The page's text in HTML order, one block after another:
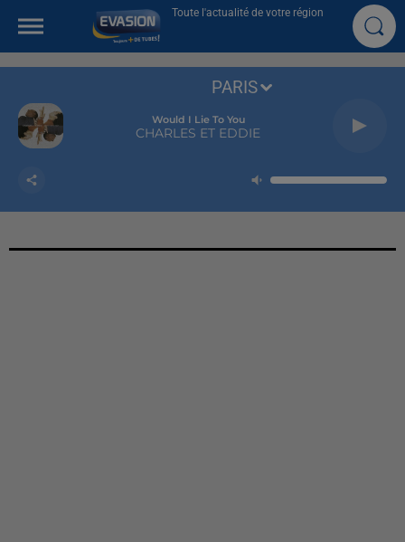
Toute l'actualité de votre région
Would I Lie To You
CHARLES ET EDDIE
PARIS